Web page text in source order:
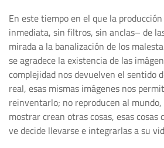
En este tiempo en el que la
inmediata, sin filtros, sin anclas– de
mirada a la banalización de los
se agradece la existencia de las
complejidad nos devuelven el sentido
real, esas mismas imágenes nos
reinventarlo; no reproducen al
mostrar crean otras cosas, esas cosas
ve decide llevarse e integrarlas a su